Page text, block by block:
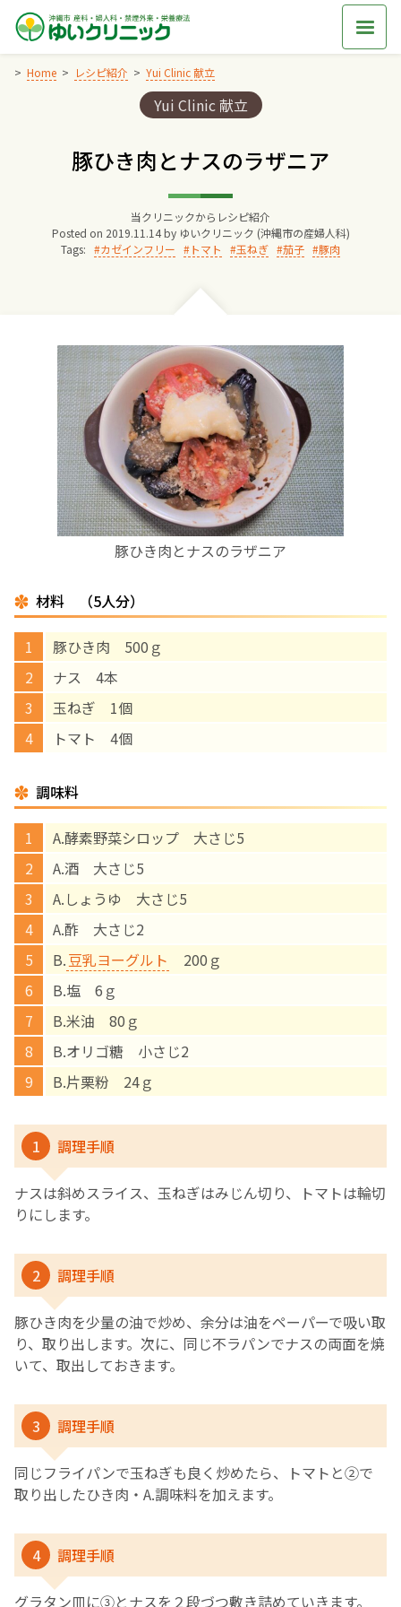
Skip
content
Home レシピ紹介 Yui Clinic 献立
Categories:
Yui Clinic 献立
豚ひき肉とナスのラザニア
当クリニックからレシピ紹介
Posted on 2019.11.14 by ゆいクリニック (沖縄市の産婦人科)
Tags:
カゼインフリー トマト 玉ねぎ 茄子 豚肉
豚ひき肉とナスのラザニア
材料 （5人分）
豚ひき肉 500ｇ
ナス 4本
玉ねぎ 1個
トマト 4個
調味料
A.酵素野菜シロップ 大さじ5
A.酒 大さじ5
A.しょうゆ 大さじ5
A.酢 大さじ2
B.豆乳ヨーグルト
200ｇ
B.塩 6ｇ
B.米油 80ｇ
B.オリゴ糖 小さじ2
B.片栗粉 24ｇ
1 調理手順
ナスは斜めスライス、玉ねぎはみじん切り、トマトは輪切
りにします。
2 調理手順
豚ひき肉を少量の油で炒め、余分は油をペーパーで吸い取
り、取り出します。次に、同じ不ラパンでナスの両面を焼
いて、取出しておきます。
3 調理手順
同じフライパンで玉ねぎも良く炒めたら、トマトと➁で
取り出したひき肉・A.調味料を加えます。
4 調理手順
グラタン皿に③とナスを２段づつ敷き詰めていきます。
院長からのごあいさつ
妊婦健診
お産について
親と子の結びつき支援
母乳育児
その他の診療内容
‘さんルーム’ でさまざまな講座・クラス
遠方にお住まいで当院での出産を希望される方へ
English Page